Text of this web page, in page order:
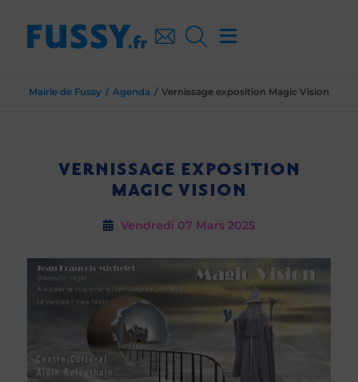
Mairie de Fussy Agenda Vernissage exposition Magic Vision
VERNISSAGE EXPOSITION
MAGIC VISION
Vendredi 07 Mars 2025